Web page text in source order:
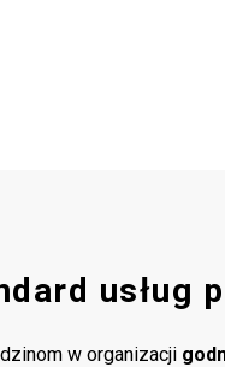
usług
w organizacji